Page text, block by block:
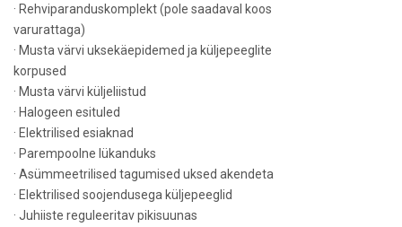
· Rehviparanduskomplekt (pole saadaval koos
varurattaga)
· Musta värvi uksekäepidemed ja küljepeeglite
korpused
· Musta värvi küljeliistud
· Halogeen esituled
· Elektrilised esiaknad
· Parempoolne lükanduks
· Asümmeetrilised tagumised uksed akendeta
· Elektrilised soojendusega küljepeeglid
· Juhiiste reguleeritav pikisuunas